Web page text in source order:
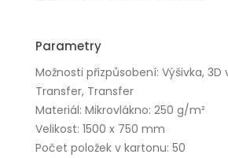
Parametry
Možnosti přizpůsobení: Výšivka, 3D
Transfer, Transfer
Materiál: Mikrovlákno: 250 g/m²
Velikost: 1500 x 750 mm
Počet položek v kartonu: 50